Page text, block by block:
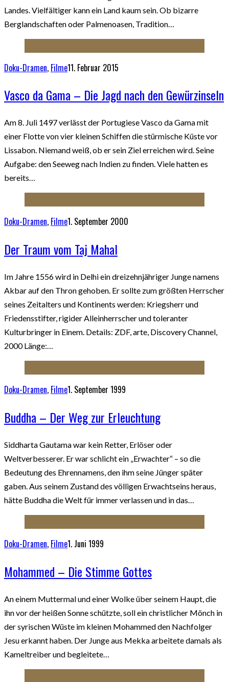
Landes. Vielfältiger kann ein Land kaum sein. Ob bizarre
Berglandschaften oder Palmenoasen, Tradition…
Doku-Dramen, Filme11. Februar 2015
Vasco da Gama – Die Jagd nach den Gewürzinseln
Am 8. Juli 1497 verlässt der Portugiese Vasco da Gama mit
einer Flotte von vier kleinen Schiffen die stürmische Küste vor
Lissabon. Niemand weiß, ob er sein Ziel erreichen wird. Seine
Aufgabe: den Seeweg nach Indien zu finden. Viele hatten es
bereits…
Doku-Dramen, Filme1. September 2000
Der Traum vom Taj Mahal
Im Jahre 1556 wird in Delhi ein dreizehnjähriger Junge namens
Akbar auf den Thron gehoben. Er sollte zum größten Herrscher
seines Zeitalters und Kontinents werden: Kriegsherr und
Friedensstifter, rigider Alleinherrscher und toleranter
Kulturbringer in Einem. Details: ZDF, arte, Discovery Channel,
2000 Länge:…
Doku-Dramen, Filme1. September 1999
Buddha – Der Weg zur Erleuchtung
Siddharta Gautama war kein Retter, Erlöser oder
Weltverbesserer. Er war schlicht ein „Erwachter“ – so die
Bedeutung des Ehrennamens, den ihm seine Jünger später
gaben. Aus seinem Zustand des völligen Erwachtseins heraus,
hätte Buddha die Welt für immer verlassen und in das…
Doku-Dramen, Filme1. Juni 1999
Mohammed – Die Stimme Gottes
An einem Muttermal und einer Wolke über seinem Haupt, die
ihn vor der heißen Sonne schützte, soll ein christlicher Mönch in
der syrischen Wüste im kleinen Mohammed den Nachfolger
Jesu erkannt haben. Der Junge aus Mekka arbeitete damals als
Kameltreiber und begleitete…